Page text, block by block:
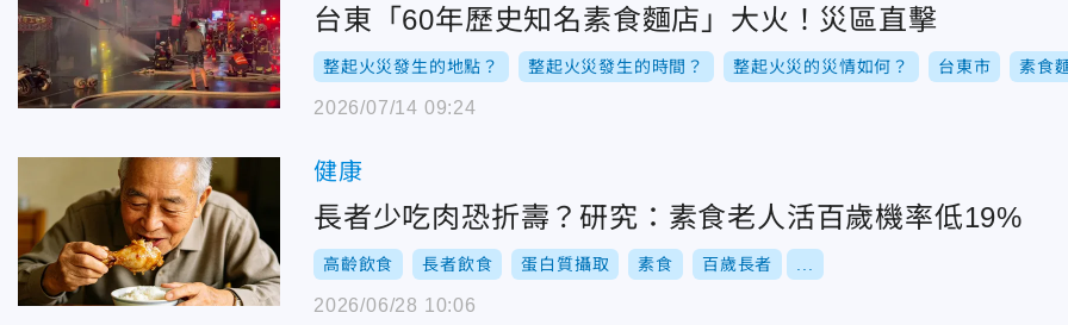
台東「60年歷史知名素食麵店」大火！災區直擊
整起火災發生的地點？ 整起火災發生的時間？ 整起火災的災情如何？ 台東市 素食
2026/07/14 09:24
健康
長者少吃肉恐折壽？研究：素食老人活百歲機率低19%
高齡飲食 長者飲食 蛋白質攝取 素食 百歲長者
2026/06/28 10:06